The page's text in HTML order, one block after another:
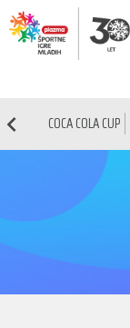
COCA COLA CUP